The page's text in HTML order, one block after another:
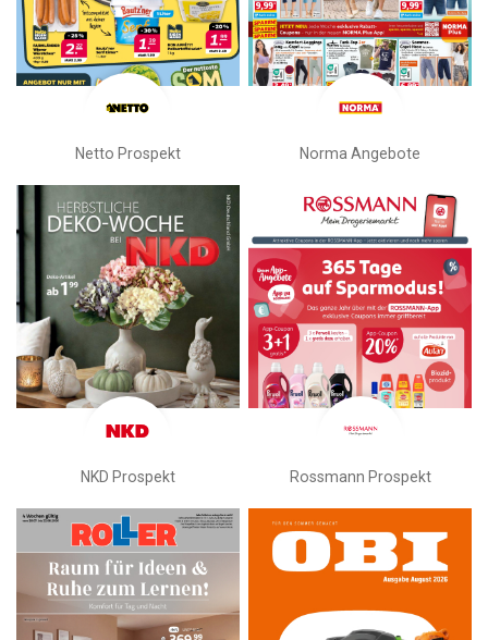
Netto Prospekt Norma Angebote
NKD Prospekt Rossmann Prospekt